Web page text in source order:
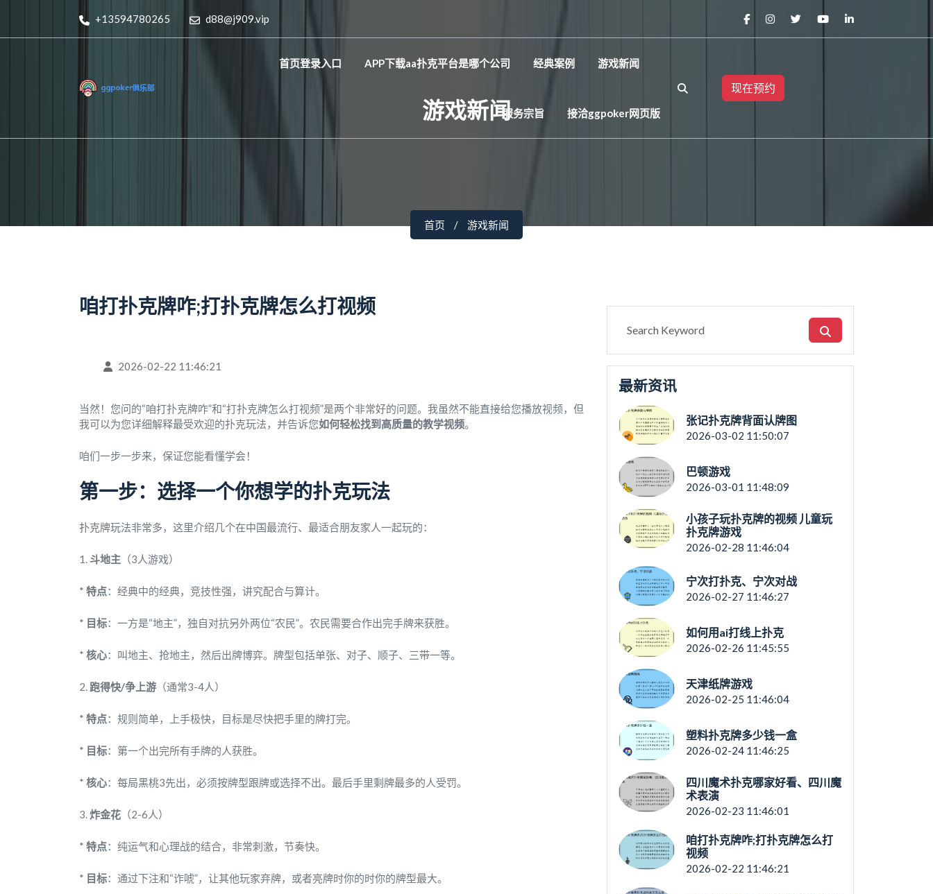
+13594780265 d88@j909.vip
首页登录入口 APP下载aa扑克平台是哪个公司 经典案例 游戏新闻
服务宗旨 接洽ggpoker网页版
现在预约
游戏新闻
首页 游戏新闻
咱打扑克牌咋;打扑克牌怎么打视频
2026-02-22 11:46:21
当然！您问的“咱打扑克牌咋”和“打扑克牌怎么打视频”是两个非常好的问题。我虽然不能直接给您播放视频，但
我可以为您详细解释最受欢迎的扑克玩法，并告诉您如何轻松找到高质量的教学视频。
咱们一步一步来，保证您能看懂学会！
第一步：选择一个你想学的扑克玩法
扑克牌玩法非常多，这里介绍几个在中国最流行、最适合朋友家人一起玩的：
1. 斗地主 （3人游戏）
* 特点：经典中的经典，竞技性强，讲究配合与算计。
* 目标：一方是“地主”，独自对抗另外两位“农民”。农民需要合作出完手牌来获胜。
* 核心：叫地主、抢地主，然后出牌博弈。牌型包括单张、对子、顺子、三带一等。
2. 跑得快/争上游 （通常3-4人）
* 特点：规则简单，上手极快，目标是尽快把手里的牌打完。
* 目标：第一个出完所有手牌的人获胜。
* 核心：每局黑桃3先出，必须按牌型跟牌或选择不出。最后手里剩牌最多的人受罚。
3.炸金花 （2-6人）
* 特点：纯运气和心理战的结合，非常刺激，节奏快。
* 目标：通过下注和“诈唬”，让其他玩家弃牌，或者亮牌时你的时你的牌型最大。
最新资讯
张记扑克牌背面认牌图
2026-03-02 11:50:07
巴顿游戏
2026-03-01 11:48:09
小孩子玩扑克牌的视频 儿童玩
扑克牌游戏
2026-02-28 11:46:04
宁次打扑克、宁次对战
2026-02-27 11:46:27
如何用ai打线上扑克
2026-02-26 11:45:55
天津纸牌游戏
2026-02-25 11:46:04
塑料扑克牌多少钱一盒
2026-02-24 11:46:25
四川魔术扑克哪家好看、四川魔
术表演
2026-02-23 11:46:01
咱打扑克牌咋;打扑克牌怎么打
视频
2026-02-22 11:46:21